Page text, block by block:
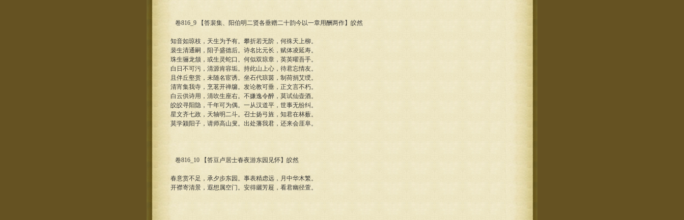
卷816_9 【答裴集、阳伯明二贤各垂赠二十韵今以一章用酬两作】皎然
知音如琼枝，天生为予有。攀折若无阶，何殊天上柳。
裴生清通嗣，阳子盛德后。诗名比元长，赋体凌延寿。
珠生骊龙颔，或生灵蛇口。何似双琼章，英英曜吾手。
白日不可污，清源肯容垢。持此山上心，待君忘情友。
且伴丘壑赏，未随名宦诱。坐石代琼茵，制荷捐艾绶。
清宵集我寺，烹茗开禅牖。发论教可垂，正文言不朽。
白云供诗用，清吹生座右。不嫌逸令醉，莫试仙壶酒。
皎皎寻阳隐，千年可为偶。一从汉道平，世事无纷纠。
星文齐七政，天轴明二斗。召士扬弓旌，知君在林薮。
莫学颍阳子，请师高山叟。出处藩我君，还来会厓阜。
卷816_10 【答豆卢居士春夜游东园见怀】皎然
春意赏不足，承夕步东园。事表精虑远，月中华木繁。
开襟寄清景，遐想属空门。安得纚芳屣，看君幽径萱。